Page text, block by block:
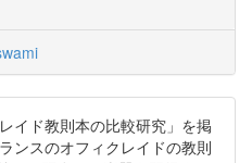
イド教則本の比較研究」を掲
ンスのオフィクレイドの教則